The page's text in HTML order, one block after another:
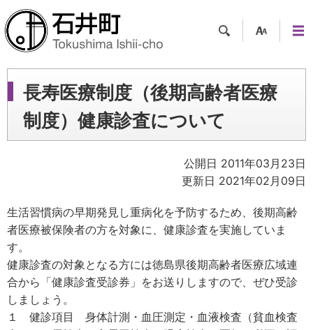
ツー
ル
ュー
長寿医療制度（後期高齢者医療
制度）健康診査について
公開日 2011年03月23日
更新日 2021年02月09日
生活習慣病の早期発見し重病化を予防するため、後期高齢
者医療被保険者の方を対象に、健康診査を実施していま
す。
健康診査の対象となる方には徳島県後期高齢者医療広域連
合から「健康診査受診券」をお送りしますので、ぜひ受診
しましょう。
１ 健診項目 身体計測・血圧測定・血液検査（貧血検査